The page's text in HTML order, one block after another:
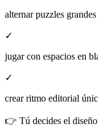
alternar puzzles
✓
jugar con espacios en
✓
crear ritmo editorial
👉 Tú decides el